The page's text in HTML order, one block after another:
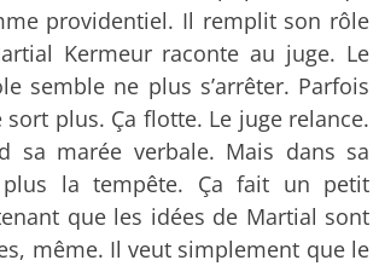
providentiel. Il remplit son rôle
Kermeur raconte au juge. Le
semble ne plus s’arrêter. Parfois
plus. Ça flotte. Le juge relance.
sa marée verbale. Mais dans sa
plus la tempête. Ça fait un petit
que les idées de Martial sont
même. Il veut simplement que le